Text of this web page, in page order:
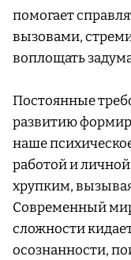
помогает
вызовами,
воплощать
Постоянные
развитию
наше
работой и
хрупким, вызывая
Современный
сложности
осознанности,